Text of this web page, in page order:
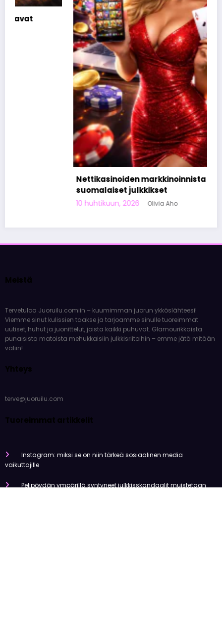
Nettikasinoiden markkinoinnista tunnetut
suomalaiset julkkikset
10 huhtikuun, 2026 Olivia Aho
Meistä
Tervetuloa Juoruilu.comiin – kuumimman juorun ykköslähteesi!
Viemme sinut kulissien taakse ja tarjoamme sinulle tuoreimmat
uutiset, huhut ja juonittelut, joista kaikki puhuvat. Glamourikkaista
punaisista matoista mehukkaisiin julkkisriitoihin – emme jätä mitään
väliin!
Yhteys
terve@juoruilu.com
Tuoreimmat artikkelit
Instagram: miksi se on niin tärkeä sosiaalinen media
vaikuttajille
Pelipöydän ympärillä syntyneet julkkisskandaalit muistetaan